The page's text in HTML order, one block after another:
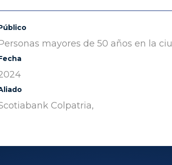
mayores de 50 años en la
Colpatria,